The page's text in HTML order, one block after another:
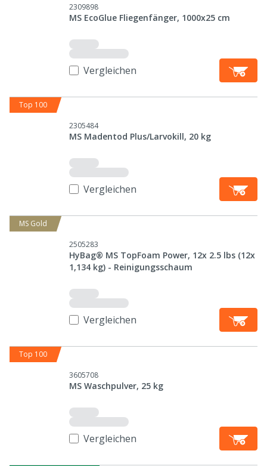
2309898
MS EcoGlue Fliegenfänger, 1000x25 cm
Vergleichen
Top 100
2305484
MS Madentod Plus/Larvokill, 20 kg
Vergleichen
MS Gold
2505283
HyBag® MS TopFoam Power, 12x 2.5 lbs (12x
1,134 kg) - Reinigungsschaum
Vergleichen
Top 100
3605708
MS Waschpulver, 25 kg
Vergleichen